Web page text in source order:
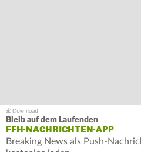
Bleib auf dem Laufenden
FFH-NACHRICHTEN-APP
Breaking News als Push-